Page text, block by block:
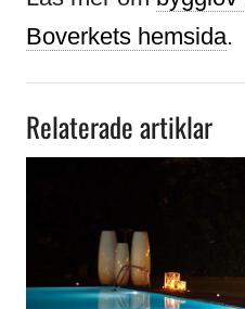
Boverkets hemsida.
Relaterade artiklar